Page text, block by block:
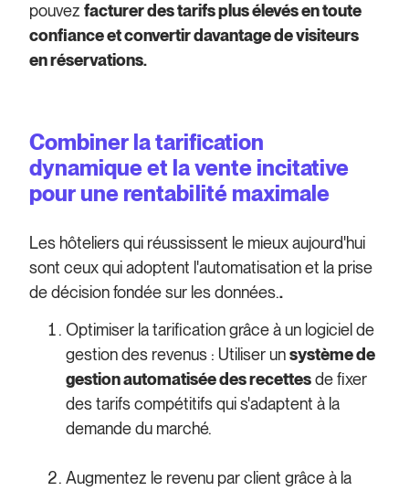
pouvezfacturer des tarifs plus élevés en toute
confiance et convertir davantage de visiteurs
en réservations.
Combiner la tarification
dynamique et la vente incitative
pour une rentabilité maximale
Les hôteliers qui réussissent le mieux aujourd'hui
sont ceux qui adoptent l'automatisation et la prise
de décision fondée sur les données..
Optimiser la tarification grâce à un logiciel de
gestion des revenus : Utiliser unsystème de
gestion automatisée des recettesde fixer
des tarifs compétitifs qui s'adaptent à la
demande du marché.
Augmentez le revenu par client grâce à la